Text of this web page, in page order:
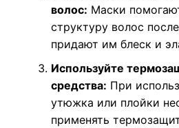
волос: Маски
структуру волос
придают им блеск и
Используйте
средства: При
утюжка или плойки
применять